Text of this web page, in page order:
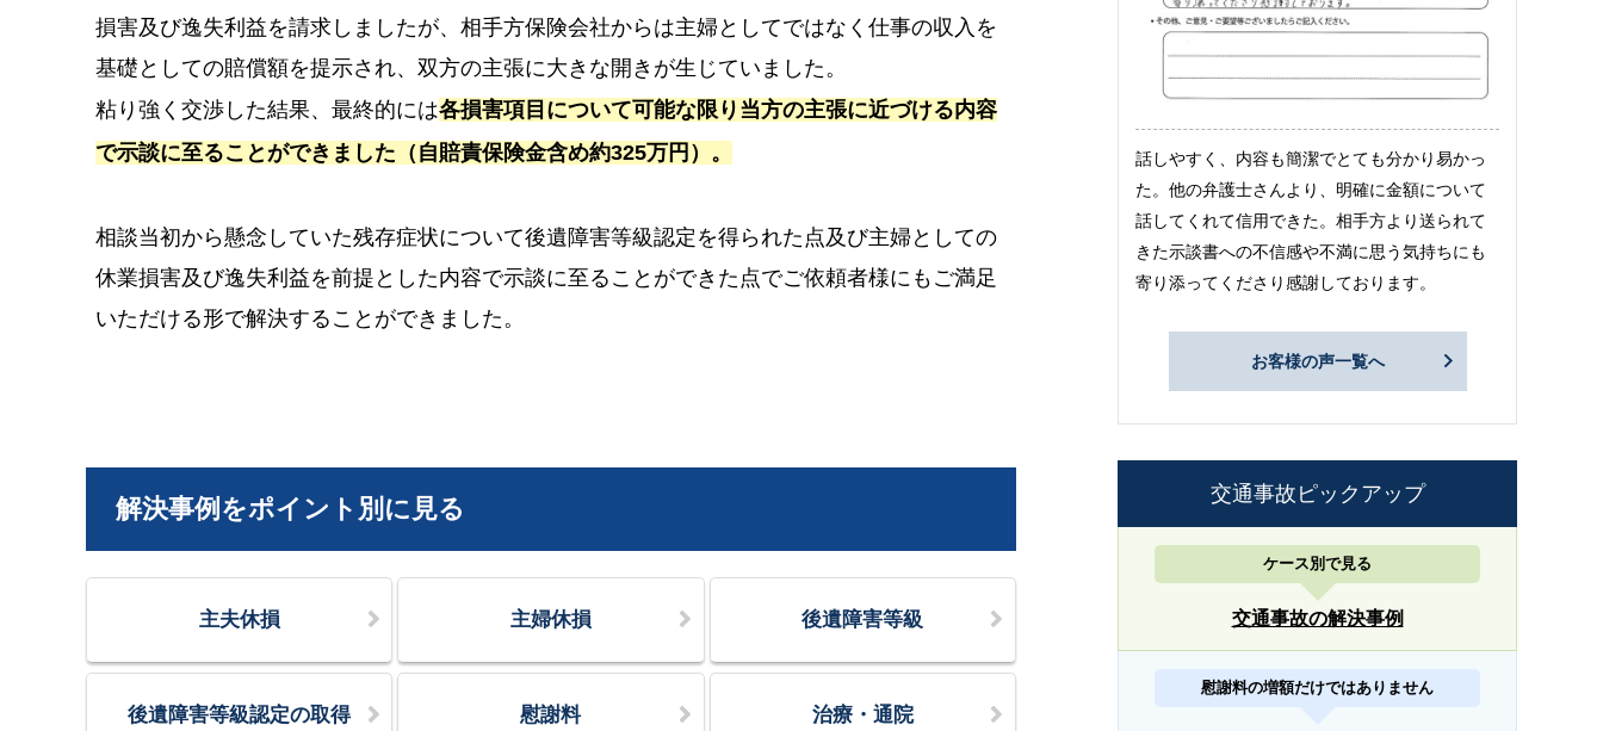
損害及び逸失利益を請求しましたが、相手方保険会社からは主婦としてではなく仕事の収入を
基礎としての賠償額を提示され、双方の主張に大きな開きが生じていました。
粘り強く交渉した結果、最終的には各損害項目について可能な限り当方の主張に近づける内容
で示談に至ることができました（自賠責保険金含め約325万円）。
相談当初から懸念していた残存症状について後遺障害等級認定を得られた点及び主婦としての
休業損害及び逸失利益を前提とした内容で示談に至ることができた点でご依頼者様にもご満足
いただける形で解決することができました。
解決事例をポイント別に見る
主夫休損 主婦休損 後遺障害等級
後遺障害等級認定の取得 慰謝料 治療・通院
話しやすく、内容も簡潔でとても分かり易かっ
た。他の弁護士さんより、明確に金額について
話してくれて信用できた。相手方より送られて
きた示談書への不信感や不満に思う気持ちにも
寄り添ってくださり感謝しております。
お客様の声一覧へ
交通事故ピックアップ
ケース別で見る
交通事故の解決事例
慰謝料の増額だけではありません